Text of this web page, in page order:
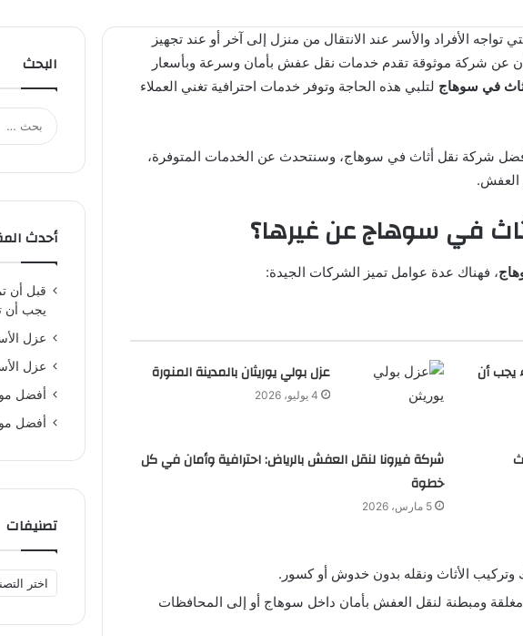
تواجه الأفراد والأسر عند الانتقال من منزل إلى آخر أو عند تجهيز
عن شركة موثوقة تقدم خدمات نقل عفش بأمان وسرعة وبأسعار
في سوهاج لتلبي هذه الحاجة وتوفر خدمات احترافية تغني العملاء
شركة نقل أثاث في سوهاج، وسنتحدث عن الخدمات المتوفرة،
العفش.
في سوهاج عن غيرها؟
، فهناك عدة عوامل تميز الشركات الجيدة:
عقد الزواج — 7 أشياء يجب أن
عزل بولي يوريثان بالمدينة المنورة
4 يوليو، 2026
شركة فيرونا لنقل العفش بالرياض: احترافية وأمان في كل
خطوة
5 مارس، 2026
الأثاث ونقله بدون خدوش أو كسور.
ومبطنة لنقل العفش بأمان داخل سوهاج أو إلى المحافظات
البحث
أحدث
يجب أن
عزل
عزل
أفضل
أفضل
تصنيفات
تصنيفات